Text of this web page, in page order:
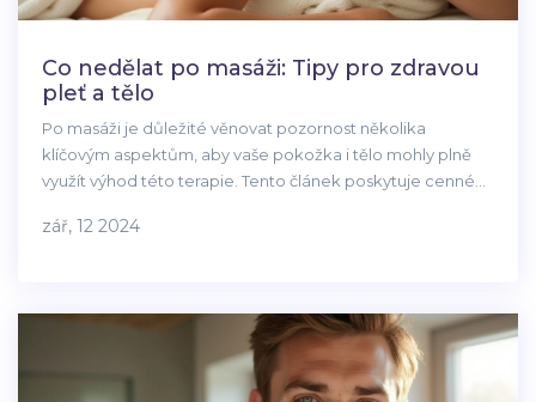
Co nedělat po masáži: Tipy pro zdravou
pleť a tělo
Po masáži je důležité věnovat pozornost několika
klíčovým aspektům, aby vaše pokožka i tělo mohly plně
využít výhod této terapie. Tento článek poskytuje cenné
jste se cítili dobře.
zář, 12 2024